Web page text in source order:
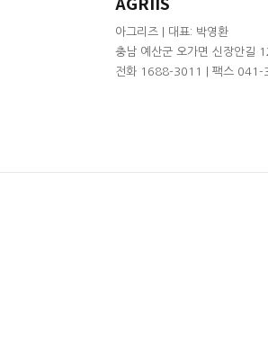
아그리즈 | 대표: 박영환
충남 예산군 오가면 신장안길
전화 1688-3011 | 팩스